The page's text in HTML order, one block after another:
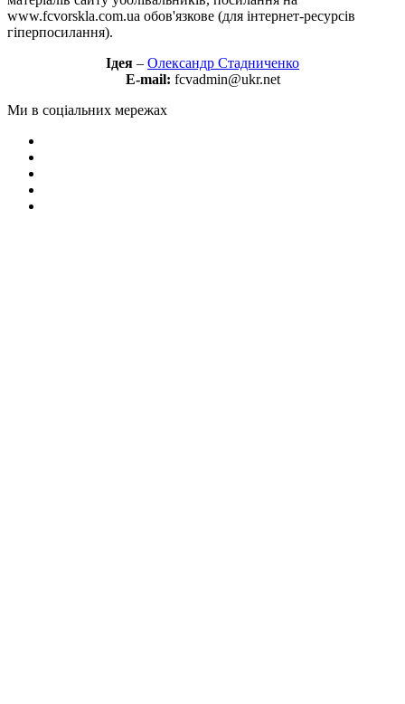
www.fcvorskla.com.ua обов'язкове (для інтернет-ресурсів
гіперпосилання).
Ідея – Олександр Стадниченко
E-mail: fcvadmin@ukr.net
Ми в соціальних мережах